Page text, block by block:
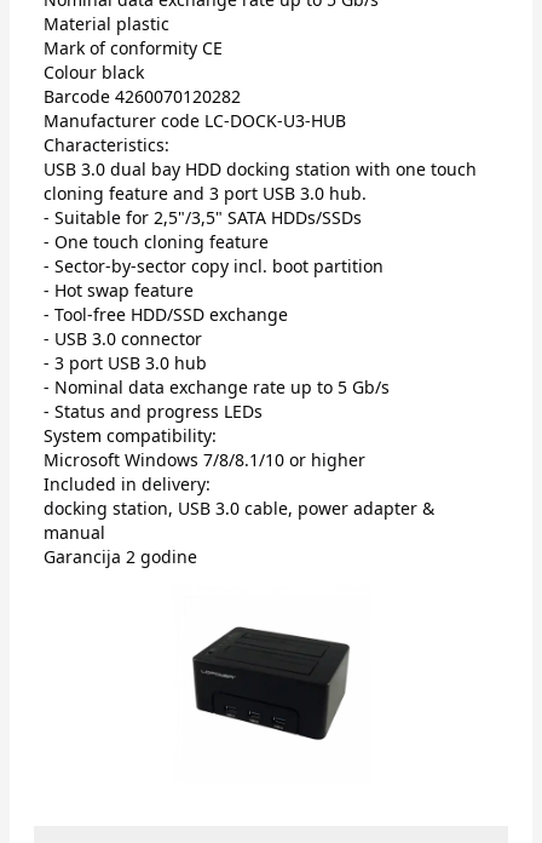
Material plastic
Mark of conformity CE
Colour black
Barcode 4260070120282
Manufacturer code LC-DOCK-U3-HUB
Characteristics:
USB 3.0 dual bay HDD docking station with one touch
cloning feature and 3 port USB 3.0 hub.
- Suitable for 2,5"/3,5" SATA HDDs/SSDs
- One touch cloning feature
- Sector-by-sector copy incl. boot partition
- Hot swap feature
- Tool-free HDD/SSD exchange
- USB 3.0 connector
- 3 port USB 3.0 hub
- Nominal data exchange rate up to 5 Gb/s
- Status and progress LEDs
System compatibility:
Microsoft Windows 7/8/8.1/10 or higher
Included in delivery:
docking station, USB 3.0 cable, power adapter &
manual
Garancija 2 godine